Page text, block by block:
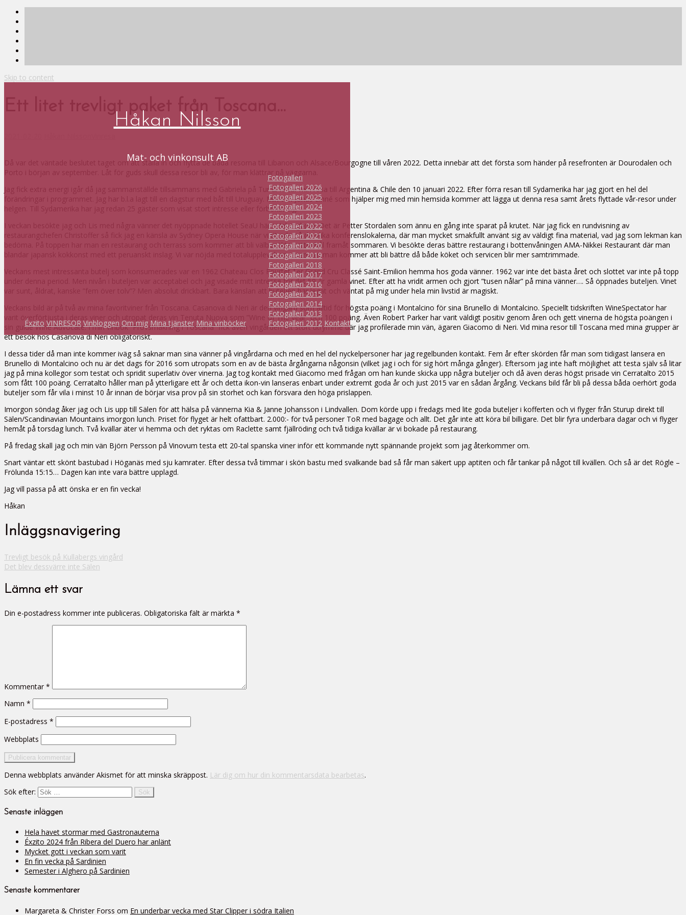
Skip to content
Håkan Nilsson
Mat- och vinkonsult AB
Éxzito VINRESOR Vinbloggen Om mig Mina tjänster Mina vinböcker
Fotogalleri
Fotogalleri 2026
Fotogalleri 2025
Fotogalleri 2024
Fotogalleri 2023
Fotogalleri 2022
Fotogalleri 2021
Fotogalleri 2020
Fotogalleri 2019
Fotogalleri 2018
Fotogalleri 2017
Fotogalleri 2016
Fotogalleri 2015
Fotogalleri 2014
Fotogalleri 2013
Fotogalleri 2012 Kontakt
Ett litet trevligt paket från Toscana…
Då var det väntade beslutet taget om att ställa in och flytta de båda resorna till Libanon och Alsace/Bourgogne till våren 2022. Detta innebär att det första som händer på resefronten är Dourodalen och
Porto i början av september. Låt för guds skull dessa resor bli av, för man klättrar på väggarna.
Jag fick extra energi igår då jag sammanställde tillsammans med Gabriela på Tur & Retur min resa till Argentina & Chile den 10 januari 2022. Efter förra resan till Sydamerika har jag gjort en hel del
förändringar i programmet. Jag har b.l.a lagt till en dagstur med båt till Uruguay. Min vän Jonas Linné som hjälper mig med min hemsida kommer att lägga ut denna resa samt årets flyttade vår-resor under
helgen. Till Sydamerika har jag redan 25 gäster som visat stort intresse eller förbokat sig.
I veckan besökte jag och Lis med några vänner det nyöppnade hotellet SeaU här i Helsingborg. Det är Petter Stordalen som ännu en gång inte sparat på krutet. När jag fick en rundvisning av
restaurangchefen Christoffer så fick jag en känsla av Sydney Opera House när vi tittade på de olika konferenslokalerna, där man mycket smakfullt använt sig av väldigt fina material, vad jag som lekman kan
bedöma. På toppen har man en restaurang och terrass som kommer att bli välbesökta vattenhål framåt sommaren. Vi besökte deras bättre restaurang i bottenvåningen AMA-Nikkei Restaurant där man
blandar japansk kokkonst med ett peruanskt inslag. Vi var nöjda med totalupplevelsen, även om man kommer att bli bättre då både köket och servicen blir mer samtrimmade.
Veckans mest intressanta butelj som konsumerades var en 1962 Chateau Clos Fourtet 1er Grand Cru Classé Saint-Emilion hemma hos goda vänner. 1962 var inte det bästa året och slottet var inte på topp
under denna period. Men nivån i buteljen var acceptabel och jag visade mitt intresse för det 59 år gamla vinet. Efter att ha vridit armen och gjort ”tusen nålar” på mina vänner…. Så öppnades buteljen. Vinet
var sunt, åldrat, kanske ”fem över tolv”? Men absolut drickbart. Bara känslan att buteljen har legat och väntat på mig under hela min livstid är magiskt.
Veckans bild är på två av mina favoritviner från Toscana. Casanova di Neri är den vingård som alltid för högsta poäng i Montalcino för sina Brunello di Montalcino. Speciellt tidskriften WineSpectator har
varit överförtjusta i deras viner och utropat deras vin Tenuta Nuova som ”Wine of The year” och 100 poäng. Även Robert Parker har varit väldigt positiv genom åren och gett vinerna de högsta poängen i
sin guide Wine Advocate. I min vinbok ”Provsmakning i Toscana” fick även vingården ett stort utrymme där jag profilerade min vän, ägaren Giacomo di Neri. Vid mina resor till Toscana med mina grupper är
ett besök hos Casanova di Neri obligatoriskt.
I dessa tider då man inte kommer iväg så saknar man sina vänner på vingårdarna och med en hel del nyckelpersoner har jag regelbunden kontakt. Fem år efter skörden får man som tidigast lansera en
Brunello di Montalcino och nu är det dags för 2016 som utropats som en av de bästa årgångarna någonsin (vilket jag i och för sig hört många gånger). Eftersom jag inte haft möjlighet att testa själv så litar
jag på mina kollegor som testat och spridit superlativ över vinerna. Jag tog kontakt med Giacomo med frågan om han kunde skicka upp några buteljer och då även deras högst prisade vin Cerratalto 2015
som fått 100 poäng. Cerratalto håller man på ytterligare ett år och detta ikon-vin lanseras enbart under extremt goda år och just 2015 var en sådan årgång. Veckans bild får bli på dessa båda oerhört goda
buteljer som får vila i minst 10 år innan de börjar visa prov på sin storhet och kan försvara den höga prislappen.
Imorgon söndag åker jag och Lis upp till Sälen för att hälsa på vännerna Kia & Janne Johansson i Lindvallen. Dom körde upp i fredags med lite goda buteljer i kofferten och vi flyger från Sturup direkt till
Sälen/Scandinavian Mountains imorgon lunch. Priset för flyget är helt ofattbart. 2.000:- för två personer ToR med bagage och allt. Det går inte att köra bil billigare. Det blir fyra underbara dagar och vi flyger
hemåt på torsdag lunch. Två kvällar äter vi hemma och det ryktas om Raclette samt fjällröding och två tidiga kvällar är vi bokade på restaurang.
På fredag skall jag och min vän Björn Persson på Vinovum testa ett 20-tal spanska viner inför ett kommande nytt spännande projekt som jag återkommer om.
Snart väntar ett skönt bastubad i Höganäs med sju kamrater. Efter dessa två timmar i skön bastu med svalkande bad så får man säkert upp aptiten och får tankar på något till kvällen. Och så är det Rögle –
Frölunda 15:15… Dagen kan inte vara bättre upplagd.
Jag vill passa på att önska er en fin vecka!
Håkan
Inläggsnavigering
Trevligt besök på Kullabergs vingård
Det blev dessvärre inte Sälen
Lämna ett svar
Din e-postadress kommer inte publiceras. Obligatoriska fält är märkta *
Kommentar *
Namn *
E-postadress *
Webbplats
Denna webbplats använder Akismet för att minska skräppost. Lär dig om hur din kommentarsdata bearbetas.
Sök efter:
Senaste inläggen
Hela havet stormar med Gastronauterna
Éxzito 2024 från Ribera del Duero har anlänt
Mycket gott i veckan som varit
En fin vecka på Sardinien
Semester i Alghero på Sardinien
Senaste kommentarer
Margareta & Christer Forss om En underbar vecka med Star Clipper i södra Italien